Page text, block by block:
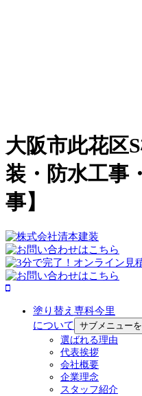
大阪市此花
装・防水工事
事】
塗り替え専科今里
について
サブメニュー
選ばれる理由
代表挨拶
会社概要
企業理念
スタッフ紹介